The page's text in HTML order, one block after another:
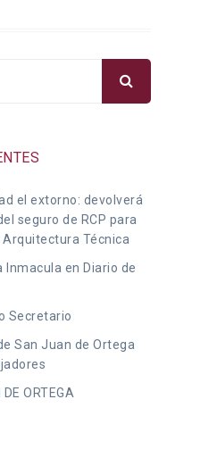
el extorno: devolverá
seguro de RCP para
Técnica
Inmacula en Diario de
Secretario
San Juan de Ortega
ORTEGA